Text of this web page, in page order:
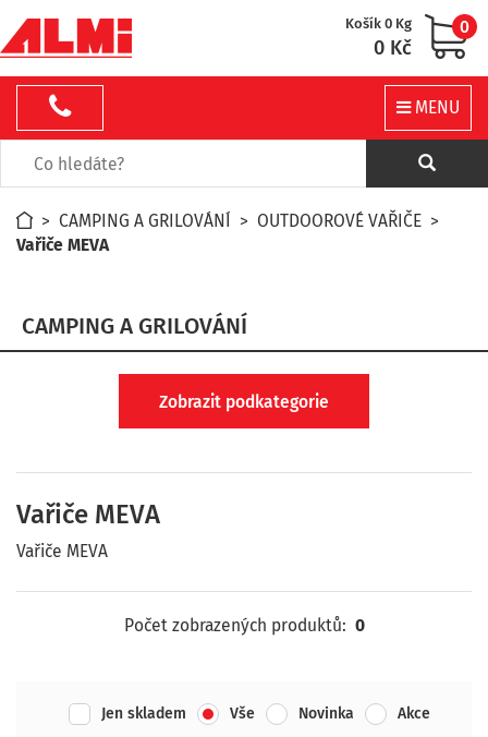
Košík 0 Kg
0 Kč
0
MENU
> CAMPING A GRILOVÁNÍ > OUTDOOROVÉ VAŘIČE >
Vařiče MEVA
CAMPING A GRILOVÁNÍ
Zobrazit podkategorie
Vařiče MEVA
Vařiče MEVA
Počet zobrazených produktů: 0
Jen skladem Vše Novinka Akce